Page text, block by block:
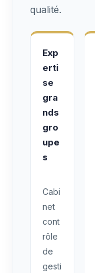
qualité.
Exp
erti
se
gra
nds
gro
upe
s
Cabi
net
cont
rôle
de
gesti